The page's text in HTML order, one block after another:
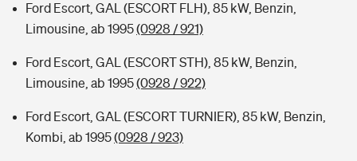
Ford Escort, GAL (ESCORT FLH), 85 kW, Benzin,
Limousine, ab 1995(0928 / 921)
Ford Escort, GAL (ESCORT STH), 85 kW, Benzin,
Limousine, ab 1995(0928 / 922)
Ford Escort, GAL (ESCORT TURNIER), 85 kW, Benzin,
Kombi, ab 1995(0928 / 923)